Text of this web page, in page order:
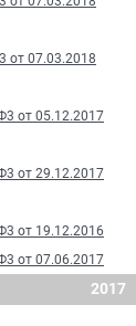
от 07.03.2018
от 05.12.2017
от 29.12.2017
от 19.12.2016
от 07.06.2017
2017